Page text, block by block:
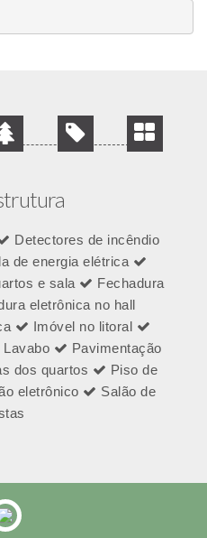
Detectores de incêndio
de energia elétrica
e sala
Fechadura
eletrônica no hall
Imóvel no litoral
Lavabo
Pavimentação
dos quartos
Piso de
eletrônico
Salão de